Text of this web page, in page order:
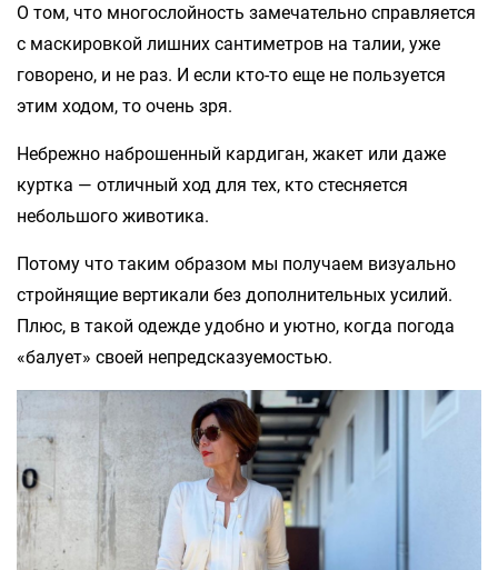
О том, что многослойность замечательно справляется
с маскировкой лишних сантиметров на талии, уже
говорено, и не раз. И если кто-то еще не пользуется
этим ходом, то очень зря.
Небрежно наброшенный кардиган, жакет или даже
куртка — отличный ход для тех, кто стесняется
небольшого животика.
Потому что таким образом мы получаем визуально
стройнящие вертикали без дополнительных усилий.
Плюс, в такой одежде удобно и уютно, когда погода
«балует» своей непредсказуемостью.